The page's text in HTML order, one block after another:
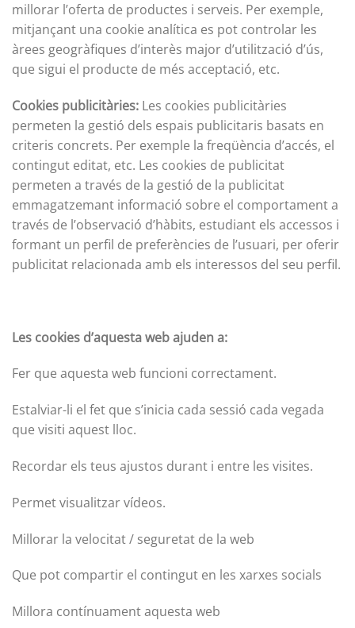
millorar l’oferta de productes i serveis. Per exemple,
mitjançant una cookie analítica es pot controlar les
àrees geogràfiques d’interès major d’utilització d’ús,
que sigui el producte de més acceptació, etc.
Cookies publicitàries: Les cookies publicitàries
permeten la gestió dels espais publicitaris basats en
criteris concrets. Per exemple la freqüència d’accés, el
contingut editat, etc. Les cookies de publicitat
permeten a través de la gestió de la publicitat
emmagatzemant informació sobre el comportament a
través de l’observació d’hàbits, estudiant els accessos i
formant un perfil de preferències de l’usuari, per oferir
publicitat relacionada amb els interessos del seu perfil.
Les cookies d’aquesta web ajuden a:
Fer que aquesta web funcioni correctament.
Estalviar-li el fet que s’inicia cada sessió cada vegada
que visiti aquest lloc.
Recordar els teus ajustos durant i entre les visites.
Permet visualitzar vídeos.
Millorar la velocitat / seguretat de la web
Que pot compartir el contingut en les xarxes socials
Millora contínuament aquesta web